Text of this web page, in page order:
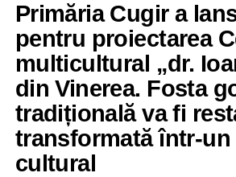
Adaugă
preferată pe
Ultimele știri din Cugir
„Roș-albaștrii”, o nouă victorie
pregătire: Metalurgistul Cugir –
(0-0)
Primăria Cugir a
pentru proiectarea
multicultural „dr.
din Vinerea. Fosta
tradițională va fi
transformată într-un
cultural